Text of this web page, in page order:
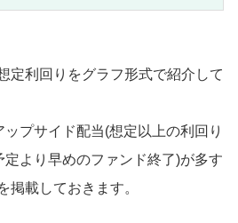
定利回りをグラフ形式で紹介して
プサイド配当(想定以上の利回り
より早めのファンド終了)が多す
掲載しておきます。